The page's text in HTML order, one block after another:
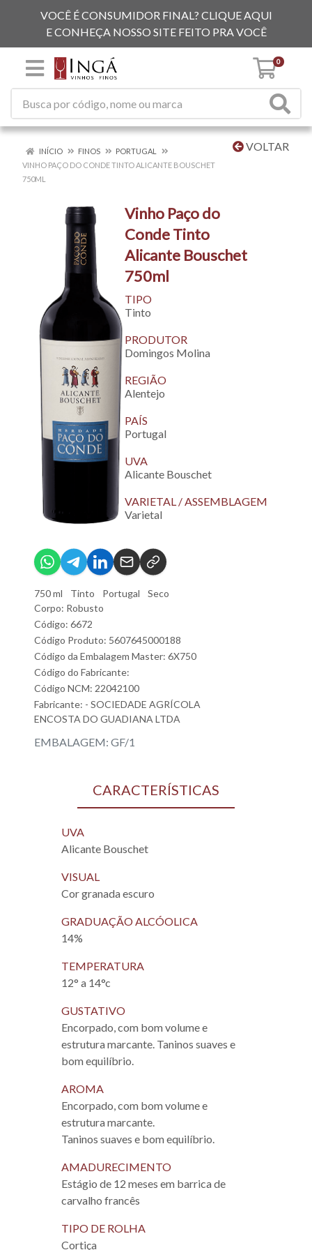
VOCÊ É CONSUMIDOR FINAL? CLIQUE AQUI
E CONHEÇA NOSSO SITE FEITO PRA VOCÊ
0
VOLTAR
INÍCIO FINOS
PORTUGAL
VINHO PAÇO DO CONDE TINTO ALICANTE BOUSCHET
750ML
Vinho Paço do
Conde Tinto
Alicante Bouschet
750ml
TIPO
Tinto
PRODUTOR
Domingos Molina
REGIÃO
Alentejo
PAÍS
Portugal
UVA
Alicante Bouschet
VARIETAL / ASSEMBLAGEM
Varietal
750 ml Tinto Portugal
Seco
Corpo: Robusto
Código: 6672
Código Produto: 5607645000188
Código da Embalagem Master: 6X750
Código do Fabricante:
Código NCM: 22042100
Fabricante: - SOCIEDADE AGRÍCOLA
ENCOSTA DO GUADIANA LTDA
EMBALAGEM: GF/1
CARACTERÍSTICAS
UVA
Alicante Bouschet
VISUAL
Cor granada escuro
GRADUAÇÃO ALCÓOLICA
14%
TEMPERATURA
12° a 14°c
GUSTATIVO
Encorpado, com bom volume e
estrutura marcante. Taninos suaves e
bom equilíbrio.
AROMA
Encorpado, com bom volume e
estrutura marcante.
Taninos suaves e bom equilíbrio.
AMADURECIMENTO
Estágio de 12 meses em barrica de
carvalho francês
TIPO DE ROLHA
Cortiça